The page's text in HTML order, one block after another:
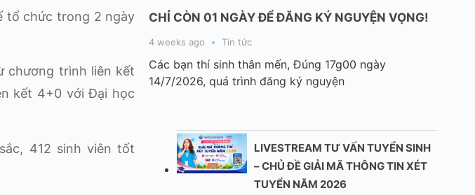
tổ chức trong 2 ngày
chương trình liên kết
kết 4+0 với Đại học
412 sinh viên tốt
CHỈ CÒN 01 NGÀY ĐỂ ĐĂNG KÝ NGUYỆN VỌNG!
4 weeks ago Tin tức
Các bạn thí sinh thân mến, Đúng 17g00 ngày
14/7/2026, quá trình đăng ký nguyện
LIVESTREAM TƯ VẤN TUYỂN SINH
– CHỦ ĐỀ GIẢI MÃ THÔNG TIN XÉT
TUYỂN NĂM 2026